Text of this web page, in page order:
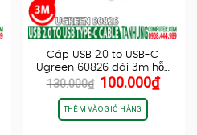
Cáp USB 2.0 to USB-C
Ugreen 60826 dài 3m hỗ…
130.000₫ Giá
gốc
là:
130.000₫.
100.000₫Giá
THÊM VÀO GIỎ HÀNG